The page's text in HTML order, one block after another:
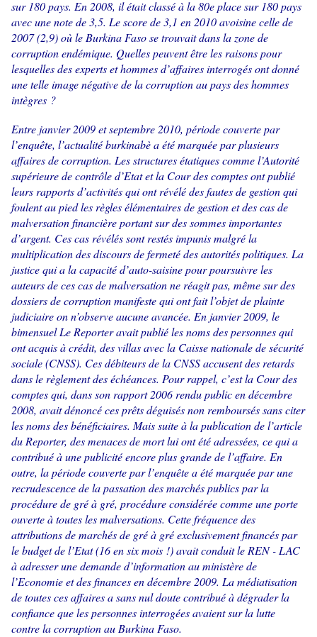
sur 180 pays. En 2008, il était classé à la 80e place sur 180 pays
avec une note de 3,5. Le score de 3,1 en 2010 avoisine celle de
2007 (2,9) où le Burkina Faso se trouvait dans la zone de
corruption endémique. Quelles peuvent être les raisons pour
lesquelles des experts et hommes d’affaires interrogés ont donné
une telle image négative de la corruption au pays des hommes
intègres ?
Entre janvier 2009 et septembre 2010, période couverte par
l’enquête, l’actualité burkinabè a été marquée par plusieurs
affaires de corruption. Les structures étatiques comme l’Autorité
supérieure de contrôle d’Etat et la Cour des comptes ont publié
leurs rapports d’activités qui ont révélé des fautes de gestion qui
foulent au pied les règles élémentaires de gestion et des cas de
malversation financière portant sur des sommes importantes
d’argent. Ces cas révélés sont restés impunis malgré la
multiplication des discours de fermeté des autorités politiques. La
justice qui a la capacité d’auto-saisine pour poursuivre les
auteurs de ces cas de malversation ne réagit pas, même sur des
dossiers de corruption manifeste qui ont fait l’objet de plainte
judiciaire on n’observe aucune avancée. En janvier 2009, le
bimensuel Le Reporter avait publié les noms des personnes qui
ont acquis à crédit, des villas avec la Caisse nationale de sécurité
sociale (CNSS). Ces débiteurs de la CNSS accusent des retards
dans le règlement des échéances. Pour rappel, c’est la Cour des
comptes qui, dans son rapport 2006 rendu public en décembre
2008, avait dénoncé ces prêts déguisés non remboursés sans citer
les noms des bénéficiaires. Mais suite à la publication de l’article
du Reporter, des menaces de mort lui ont été adressées, ce qui a
contribué à une publicité encore plus grande de l’affaire. En
outre, la période couverte par l’enquête a été marquée par une
recrudescence de la passation des marchés publics par la
procédure de gré à gré, procédure considérée comme une porte
ouverte à toutes les malversations. Cette fréquence des
attributions de marchés de gré à gré exclusivement financés par
le budget de l’Etat (16 en six mois !) avait conduit le REN - LAC
à adresser une demande d’information au ministère de
l’Economie et des finances en décembre 2009. La médiatisation
de toutes ces affaires a sans nul doute contribué à dégrader la
confiance que les personnes interrogées avaient sur la lutte
contre la corruption au Burkina Faso.